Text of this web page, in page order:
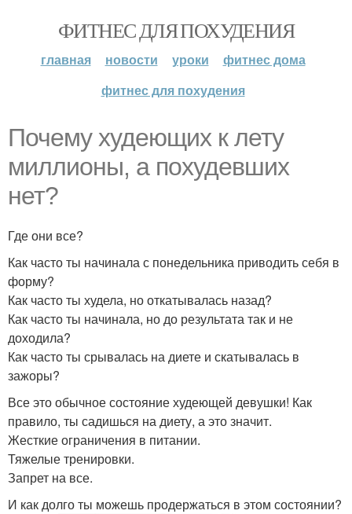
ФИТНЕС ДЛЯ ПОХУДЕНИЯ
главная новости уроки
фитнес дома
фитнес для похудения
Почему худеющих к лету
миллионы, а похудевших
нет?
Где они все?
Как часто ты начинала с понедельника приводить себя в
форму?
Как часто ты худела, но откатывалась назад?
Как часто ты начинала, но до результата так и не
доходила?
Как часто ты срывалась на диете и скатывалась в
зажоры?
Все это обычное состояние худеющей девушки! Как
правило, ты садишься на диету, а это значит.
Жесткие ограничения в питании.
Тяжелые тренировки.
Запрет на все.
И как долго ты можешь продержаться в этом состоянии?